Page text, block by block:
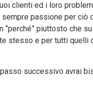
clienti ed i loro
passione per ciò
“perché” piuttosto che su
stesso e per tutti quelli
successivo avrai